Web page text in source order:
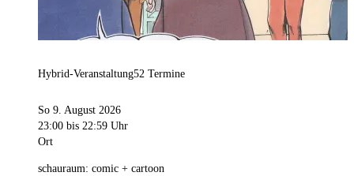
Hybrid-Veranstaltung52 Termine
So 9. August 2026
23:00 bis 22:59 Uhr
Ort
schauraum: comic + cartoon